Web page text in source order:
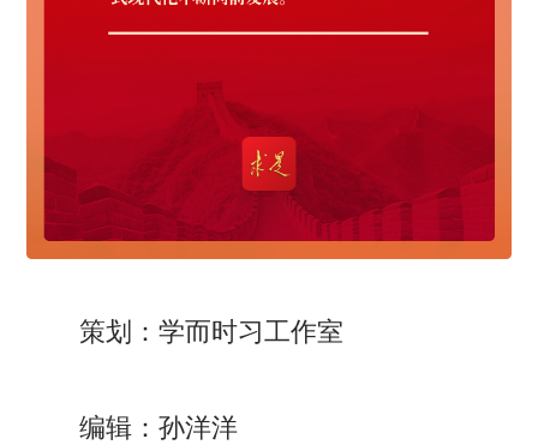
策划：学而时习工作室
编辑：孙洋洋